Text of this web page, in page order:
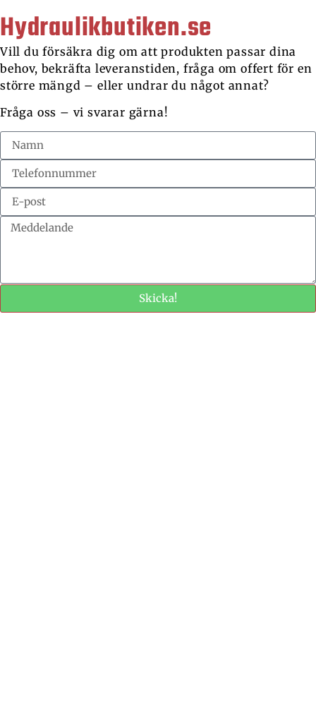
Hydraulikbutiken.se
Vill du försäkra dig om att produkten passar dina
behov, bekräfta leveranstiden, fråga om offert för en
större mängd – eller undrar du något annat?
Fråga oss – vi svarar gärna!
Skicka!